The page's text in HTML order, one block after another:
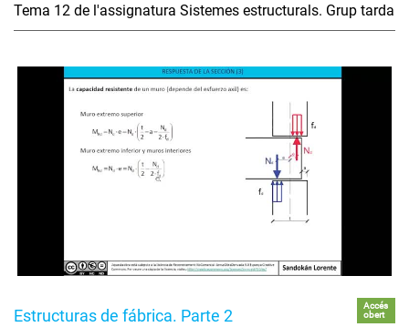
Tema 12 de l'assignatura Sistemes estructurals. Grup tarda
Estructuras de fábrica. Parte 2
Accés
obert